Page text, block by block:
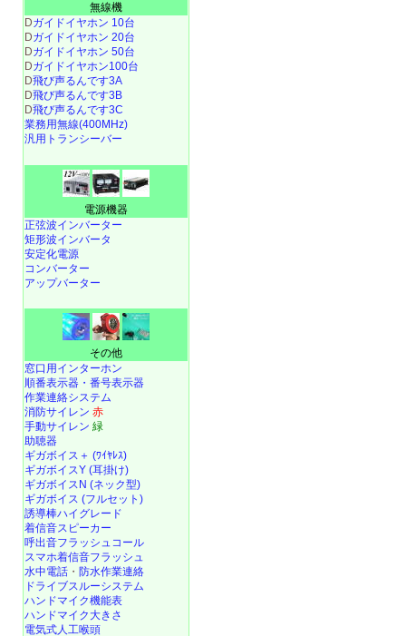
無線機
Dガイドイヤホン 10台
Dガイドイヤホン 20台
Dガイドイヤホン 50台
Dガイドイヤホン100台
D飛び声るんです3A
D飛び声るんです3B
D飛び声るんです3C
業務用無線(400MHz)
汎用トランシーバー
電源機器
正弦波インバーター
矩形波インバータ
安定化電源
コンバーター
アップバーター
その他
窓口用インターホン
順番表示器・番号表示器
作業連絡システム
消防サイレン 赤
手動サイレン 緑
助聴器
ギガボイス＋ (ﾜｲﾔﾚｽ)
ギガボイスY (耳掛け)
ギガボイスN (ネック型)
ギガボイス (フルセット)
誘導棒ハイグレード
着信音スピーカー
呼出音フラッシュコール
スマホ着信音フラッシュ
水中電話 ・ 防水作業連絡
ドライブスルーシステム
ハンドマイク機能表
ハンドマイク大きさ
電気式人工喉頭